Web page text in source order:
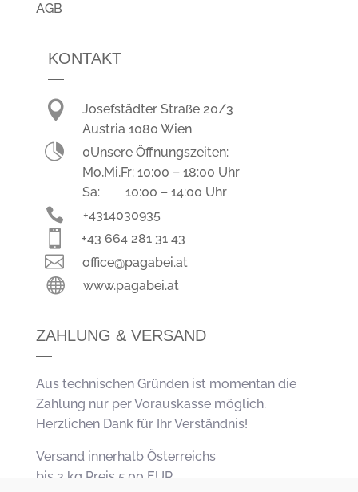
AGB
KONTAKT

Josefstädter Straße 20/3
Austria 1080 Wien

0Unsere Öffnungszeiten:
Mo,Mi,Fr: 10:00 – 18:00 Uhr
Sa: 10:00 – 14:00 Uhr
 +4314030935
 +43 664 281 31 43
 office@pagabei.at
 www.pagabei.at
ZAHLUNG & VERSAND
Aus technischen Gründen ist momentan die
Zahlung nur per Vorauskasse möglich.
Herzlichen Dank für Ihr Verständnis!
Versand innerhalb Österreichs
bis 2 kg Preis 5,00 EUR